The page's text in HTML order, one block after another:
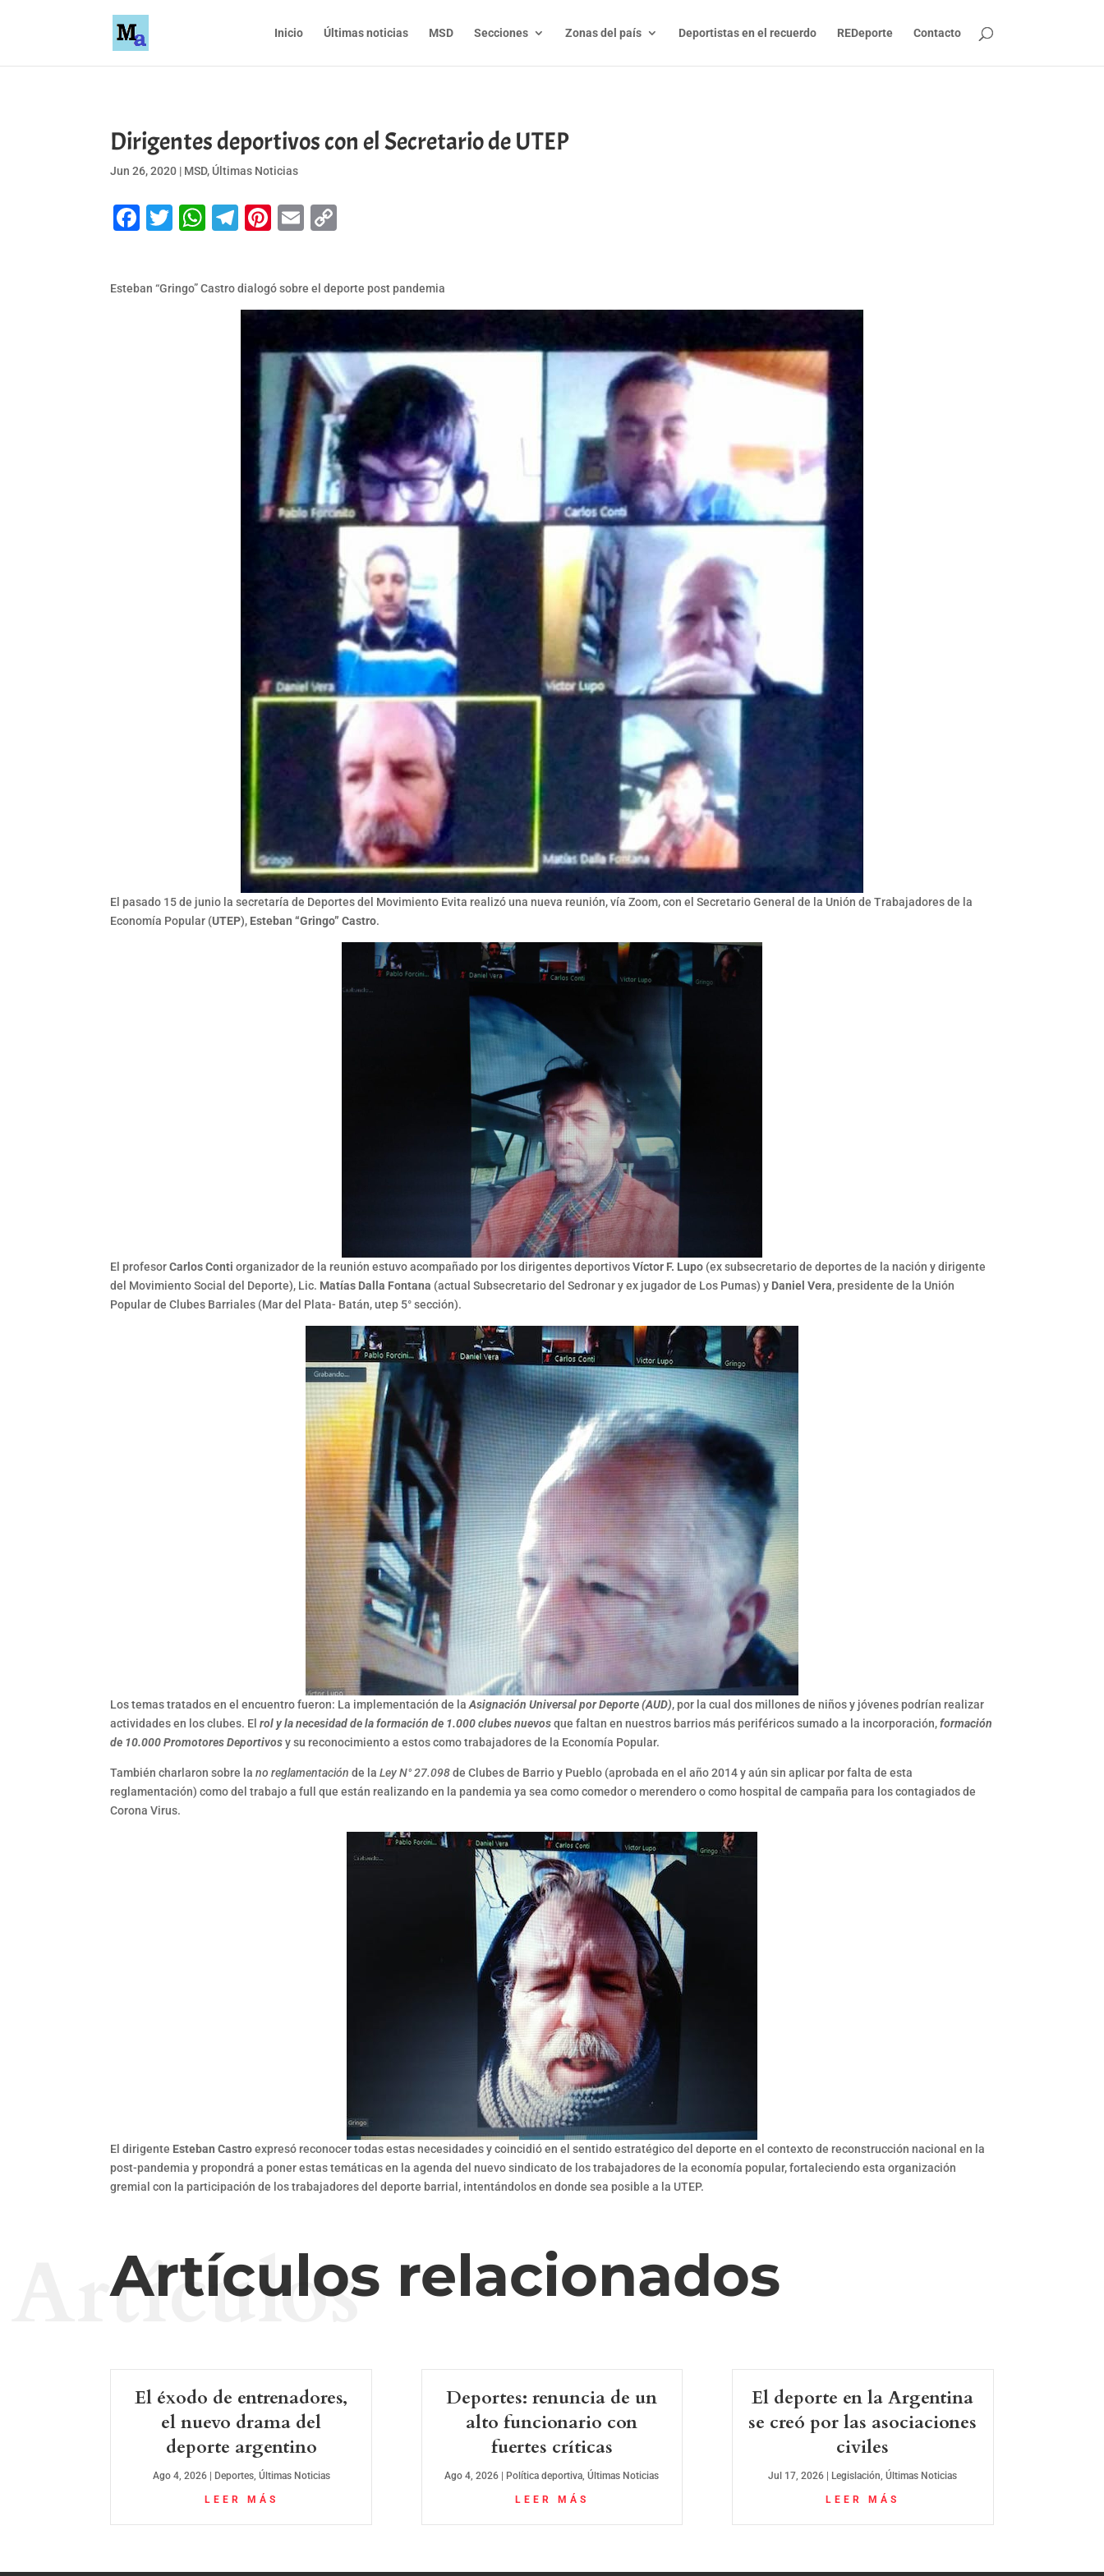
Inicio Últimas noticias MSD Secciones Zonas del país Deportistas en el recuerdo REDeporte Contacto
Dirigentes deportivos con el Secretario de UTEP
Jun 26, 2020 | MSD, Últimas Noticias
Facebook
Twitter
WhatsApp
Telegram
Pinterest
Email
Esteban “Gringo” Castro dialogó sobre el deporte post pandemia
El pasado 15 de junio la secretaría de Deportes del Movimiento Evita realizó una nueva reunión, vía Zoom, con el Secretario General de la Unión de Trabajadores de la
Economía Popular (UTEP), Esteban “Gringo” Castro.
El profesorCarlos Conti organizador de la reunión estuvo acompañado por los dirigentes deportivosVíctor F. Lupo (ex subsecretario de deportes de la nación y dirigente
del Movimiento Social del Deporte), Lic. Matías Dalla Fontana (actual Subsecretario del Sedronar y ex jugador de Los Pumas) y Daniel Vera, presidente de la Unión
Popular de Clubes Barriales (Mar del Plata- Batán, utep 5° sección).
Los temas tratados en el encuentro fueron: La implementación de laAsignación Universal por Deporte (AUD), por la cual dos millones de niños y jóvenes podrían realizar
actividades en los clubes. Elrol y la necesidad de la formación de 1.000 clubes nuevosque faltan en nuestros barrios más periféricos sumado a la incorporación,formación
de 10.000 Promotores Deportivosy su reconocimiento a estos como trabajadores de la Economía Popular.
También charlaron sobre lano reglamentación de laLey N° 27.098de Clubes de Barrio y Pueblo (aprobada en el año 2014 y aún sin aplicar por falta de esta
reglamentación) como del trabajo a full que están realizando en la pandemia ya sea como comedor o merendero o como hospital de campaña para los contagiados de
Corona Virus.
El dirigente Esteban Castroexpresó reconocer todas estas necesidades y coincidió en el sentido estratégico del deporte en el contexto de reconstrucción nacional en la
post-pandemia y propondrá a poner estas temáticas en la agenda del nuevo sindicato de los trabajadores de la economía popular, fortaleciendo esta organización
gremial con la participación de los trabajadores del deporte barrial, intentándolos en donde sea posible a la UTEP.
Artículos relacionados
Artículos
El éxodo de entrenadores,
el nuevo drama del
deporte argentino
Ago 4, 2026| Deportes, Últimas Noticias
LEER MÁS
Deportes: renuncia de un
alto funcionario con
fuertes críticas
Ago 4, 2026 Política deportiva,Últimas Noticias
LEER MÁS
El deporte en la Argentina
se creó por las asociaciones
civiles
Jul 17, 2026 Legislación,Últimas Noticias
LEER MÁS